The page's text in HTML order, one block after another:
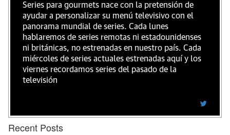
Series para gourmets nace con la pretensión de
ayudar a personalizar su menú televisivo con el
panorama mundial de series. Cada lunes
hablaremos de series remotas ni estadounidenses
ni británicas, no estrenadas en nuestro país. Cada
miércoles de series actuales estrenadas aquí y los
viernes recordamos series del pasado de la
televisión
Recent Posts